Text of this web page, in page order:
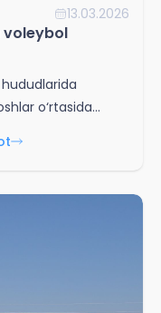
13.03.2026
voleybol
o‘rtasida
biriktirilgan
ochib berdi.